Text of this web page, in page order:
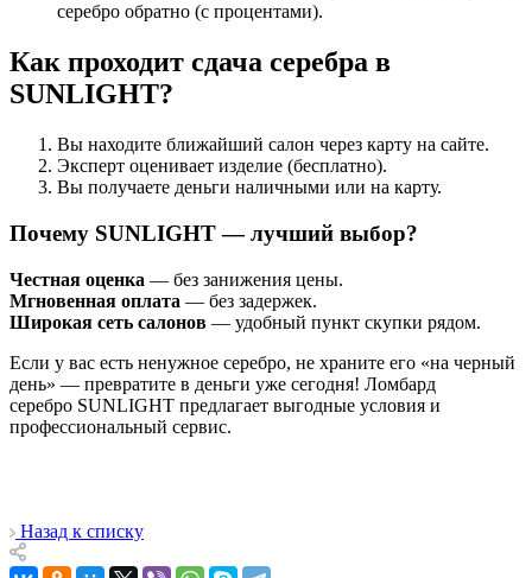
серебро обратно (с процентами).
Как проходит сдача серебра в
SUNLIGHT?
Вы находите ближайший салон через карту на сайте.
Эксперт оценивает изделие (бесплатно).
Вы получаете деньги наличными или на карту.
Почему SUNLIGHT — лучший выбор?
Честная оценка — без занижения цены.
Мгновенная оплата — без задержек.
Широкая сеть салонов — удобный пункт скупки рядом.
Если у вас есть ненужное серебро, не храните его «на черный
день» — превратите в деньги уже сегодня! Ломбард
серебро SUNLIGHT предлагает выгодные условия и
профессиональный сервис.
Назад к списку